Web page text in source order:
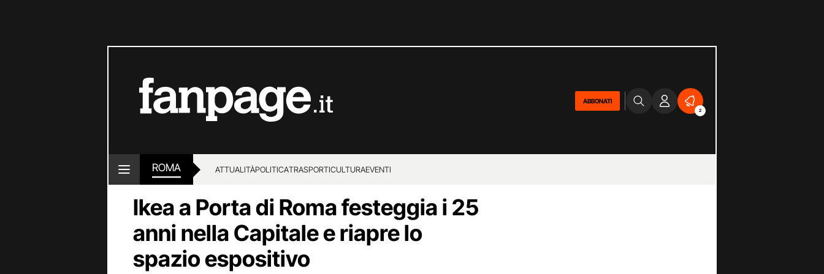
ABBONATI
2
ROMA ATTUALITÀPOLITICATRASPORTICULTURAEVENTI
Ikea a Porta di Roma festeggia i 25
anni nella Capitale e riapre lo
spazio espositivo